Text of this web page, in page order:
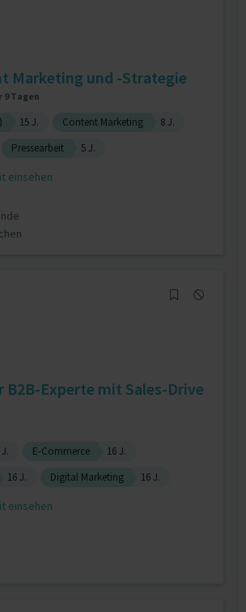
Marketing und -Strategie
Tagen
15 J. Content Marketing
8 J.
Pressearbeit 5 J.
einsehen
B2B-Experte mit Sales-Drive
E-Commerce
16 J.
16 J. Digital Marketing 16 J.
einsehen